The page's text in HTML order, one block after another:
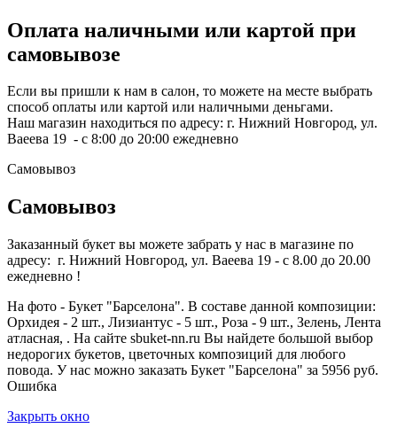
Оплата наличными или картой при
самовывозе
Если вы пришли к нам в салон, то можете на месте выбрать
способ оплаты или картой или наличными деньгами.
Наш магазин находиться по адресу: г. Нижний Новгород, ул.
Ваеева 19 - с 8:00 до 20:00 ежедневно
Самовывоз
Самовывоз
Заказанный букет вы можете забрать у нас в магазине по
адресу: г. Нижний Новгород, ул. Ваеева 19 - с 8.00 до 20.00
ежедневно !
На фото - Букет "Барселона". В составе данной композиции:
Орхидея - 2 шт., Лизиантус - 5 шт., Роза - 9 шт., Зелень, Лента
атласная, . На сайте sbuket-nn.ru Вы найдете большой выбор
недорогих букетов, цветочных композиций для любого
повода. У нас можно заказать Букет "Барселона" за 5956 руб.
Ошибка
Закрыть окно